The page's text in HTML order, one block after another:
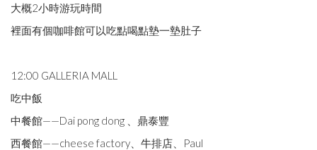
大概2小時游玩時間
裡面有個咖啡館可以吃點喝點墊一墊肚子
12:00 GALLERIA MALL
吃中飯
中餐館——Dai pong dong 、鼎泰豐
西餐館——cheese factory、牛排店、Paul